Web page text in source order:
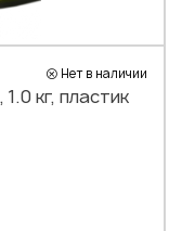
Нет в наличии
кг, пластик